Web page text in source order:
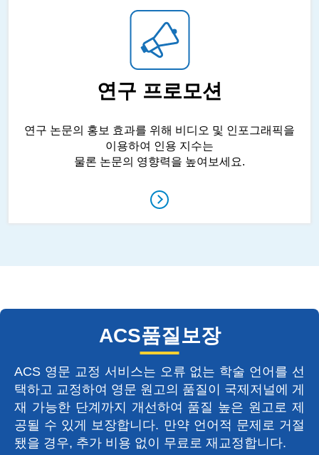
연구 프로모션
연구 논문의 홍보 효과를 위해 비디오 및 인포그래픽을
이용하여 인용 지수는
물론 논문의 영향력을 높여보세요.
ACS품질보장
ACS 영문 교정 서비스는 오류 없는 학술 언어를 선
택하고 교정하여 영문 원고의 품질이 국제저널에 게
재 가능한 단계까지 개선하여 품질 높은 원고로 제
공될 수 있게 보장합니다. 만약 언어적 문제로 거절
됐을 경우, 추가 비용 없이 무료로 재교정합니다.